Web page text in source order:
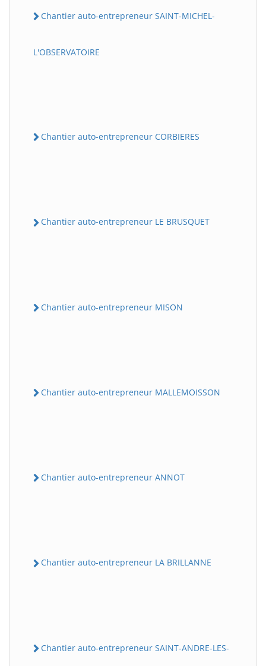
Chantier auto-entrepreneur SAINT-MICHEL-
L'OBSERVATOIRE
Chantier auto-entrepreneur CORBIERES
Chantier auto-entrepreneur LE BRUSQUET
Chantier auto-entrepreneur MISON
Chantier auto-entrepreneur MALLEMOISSON
Chantier auto-entrepreneur ANNOT
Chantier auto-entrepreneur LA BRILLANNE
Chantier auto-entrepreneur SAINT-ANDRE-LES-